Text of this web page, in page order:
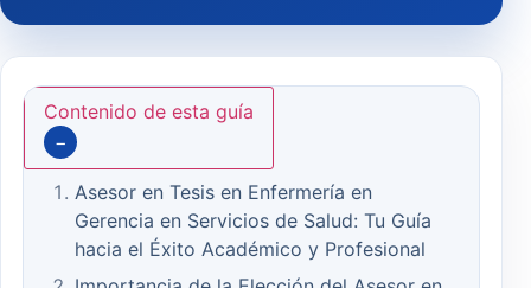
Contenido de esta guía
−
Asesor en Tesis en Enfermería en
Gerencia en Servicios de Salud: Tu Guía
hacia el Éxito Académico y Profesional